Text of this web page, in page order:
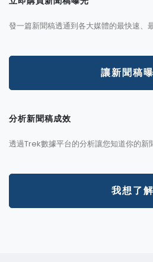
發一篇新聞稿透通到各大媒體的最快速、
讓新聞稿
分析新聞稿成效
透過Trek數據平台的分析讓您知道你的新
我想了解